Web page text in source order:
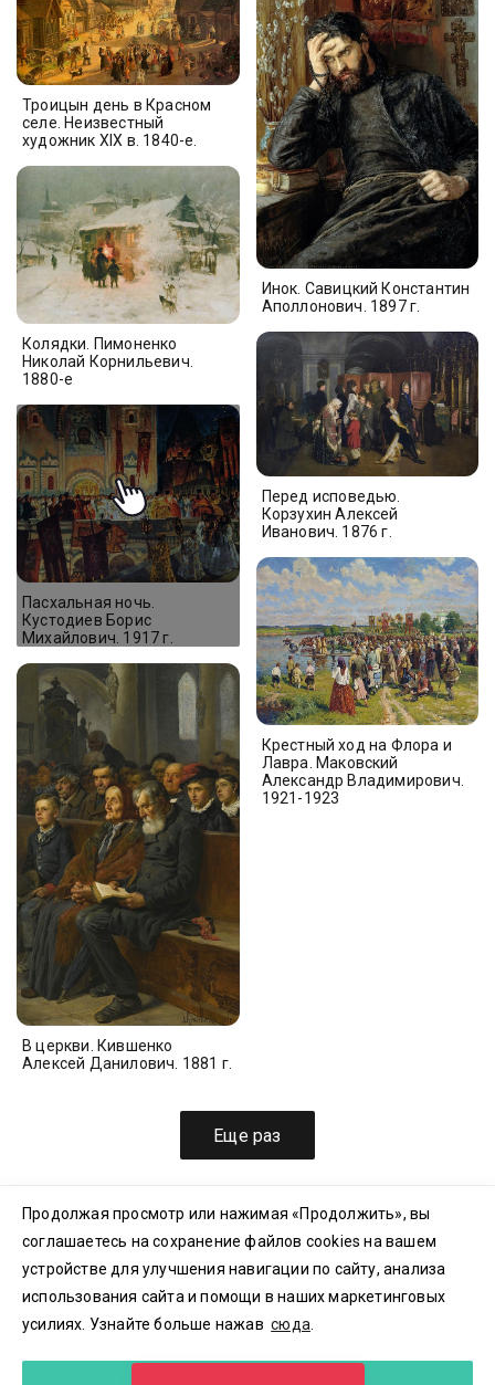
Троицын день в Красном
селе. Неизвестный
художник XIX в. 1840-е.
Колядки. Пимоненко
Николай Корнильевич.
1880-е
Пасхальная ночь.
Кустодиев Борис
Михайлович. 1917 г.
В церкви. Кившенко
Алексей Данилович. 1881 г.
Инок. Савицкий Константин
Аполлонович. 1897 г.
Перед исповедью.
Корзухин Алексей
Иванович. 1876 г.
Крестный ход на Флора и
Лавра. Маковский
Александр Владимирович.
1921-1923
Еще раз
© 2023-2026 ООО «3Д ПЛАТФОРМА» ИНН 7702437500
Пользовательское соглашение|Политика конфиденциальности
Политика куки-файлов |Согласие на обработку
РезидентСколково |Номер регистрации 2023614699
Реестровая запись№18217от 05.07.2023
Продолжая просмотр или нажимая «Продолжить», вы
соглашаетесь на сохранение файлов cookies на вашем
устройстве для улучшения навигации по сайту, анализа
использования сайта и помощи в наших маркетинговых
усилиях. Узнайте больше нажавсюда